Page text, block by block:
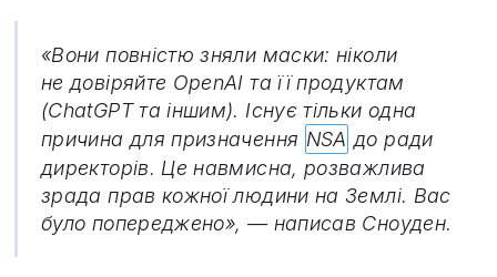
«Вони повністю зняли маски: ніколи
не довіряйте OpenAI та її продуктам
(ChatGPT та іншим). Існує тільки одна
причина для призначення NSA до ради
директорів. Це навмисна, розважлива
зрада прав кожної людини на Землі. Вас
було попереджено», — написав Сноуден.